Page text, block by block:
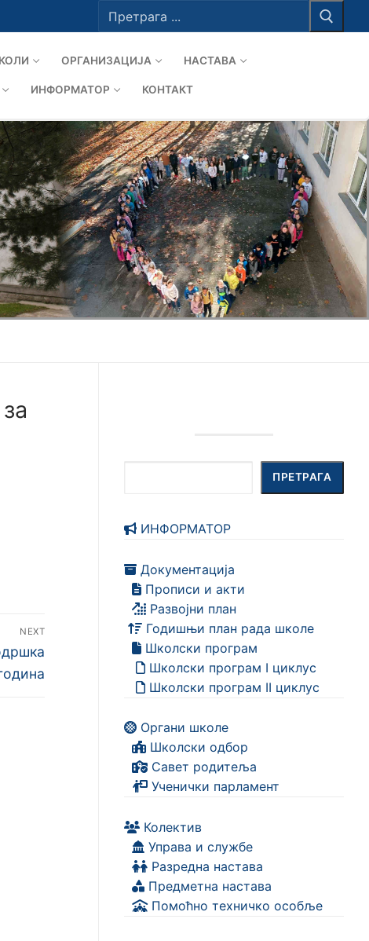
за:
ОРГАНИЗАЦИЈА НАСТАВА
ИНФОРМАТОР КОНТАКТ
NEXT
ПРЕТРАГА
ИНФОРМАТОР
Документација
Прописи и акти
Развојни план
Годишњи план рада школе
Школски програм
Школски програм I циклус
Школски програм II циклус
Органи школе
Школски одбор
Савет родитеља
Ученички парламент
Колектив
Управа и службе
Разредна настава
Предметна настава
Помоћно техничко особље